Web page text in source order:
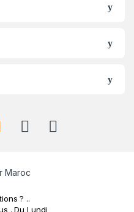
? ..
. Du Lundi